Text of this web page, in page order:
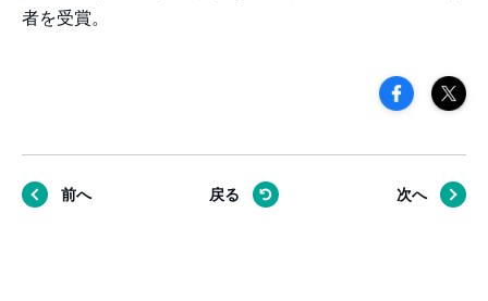
者を受賞。
前へ 戻る 次へ